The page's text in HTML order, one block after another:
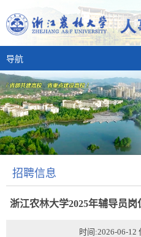
导航
招聘信息
浙江农林大学2025年辅导员
时间:2026-06-12